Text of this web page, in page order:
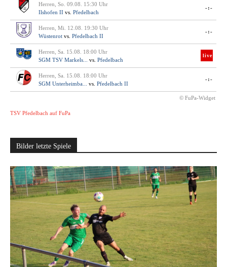
Herren, So. 09.08. 15:30 Uhr
Ilshofen II vs. Pfedelbach
-:-
Herren, Mi. 12.08. 19:30 Uhr
Wüstenrot vs. Pfedelbach II
-:-
Herren, Sa. 15.08. 18:00 Uhr
SGM TSV Markels...
vs. Pfedelbach
live
Herren, Sa. 15.08. 18:00 Uhr
SGM Unterheimba...
vs. Pfedelbach II
-:-
© FuPa-Widget
TSV Pfedelbach auf FuPa
Bilder letzte Spiele